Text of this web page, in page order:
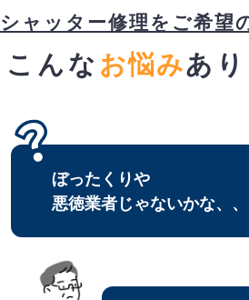
シャッター修理をご希望
こんな お悩みあ
ぼったくりや
悪徳業者じゃないかな、、